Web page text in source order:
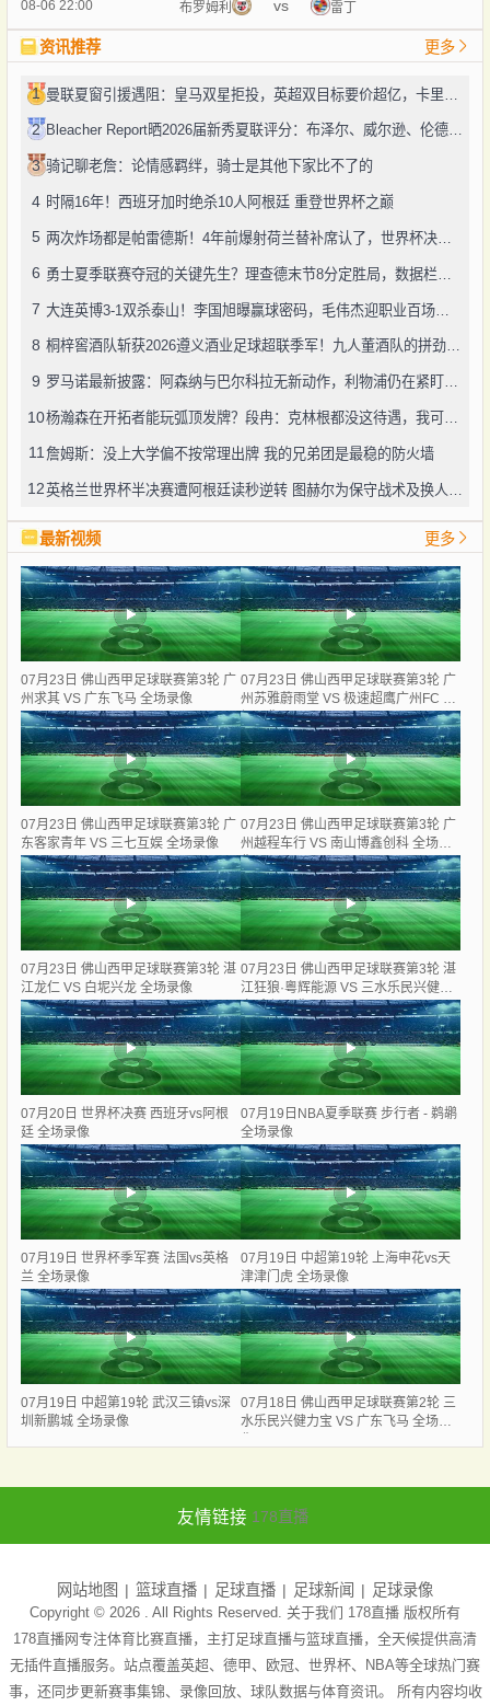
08-06 22:00
布罗姆利 vs 雷丁
资讯推荐 更多
1
2 Bleacher Report晒2026届新秀夏联评分：布泽尔、威尔逊、伦德博格摘A
3 骑记聊老詹：论情感羁绊，骑士是其他下家比不了的
4 时隔16年！西班牙加时绝杀10人阿根廷 重登世界杯之巅
5 两次炸场都是帕雷德斯！4年前爆射荷兰替补席认了，世界杯决赛再演冲突
6
7 大连英博3-1双杀泰山！李国旭曝赢球密码，毛伟杰迎职业百场里程碑
8 桐梓窖酒队斩获2026遵义酒业足球超联季军！九人董酒队的拼劲太戳人
9 罗马诺最新披露：阿森纳与巴尔科拉无新动作，利物浦仍在紧盯目标
10 杨瀚森在开拓者能玩弧顶发牌？段冉：克林根都没这待遇，我可不太看好
11詹姆斯：没上大学偏不按常理出牌 我的兄弟团是最稳的防火墙
12
最新视频 更多
07月23日 佛山西甲足球联赛第3轮 广
州求其 VS 广东飞马 全场录像
07月23日 佛山西甲足球联赛第3轮 广
州苏雅蔚雨堂 VS 极速超鹰广州FC 全
场录像
07月23日 佛山西甲足球联赛第3轮 广
东客家青年 VS 三七互娱 全场录像
07月23日 佛山西甲足球联赛第3轮 广
州越程车行 VS 南山博鑫创科 全场录
像
07月23日 佛山西甲足球联赛第3轮 湛
江龙仁 VS 白坭兴龙 全场录像
07月23日 佛山西甲足球联赛第3轮 湛
江狂狼·粵辉能源 VS 三水乐民兴健力
宝 全场录像
07月20日 世界杯决赛 西班牙vs阿根
廷 全场录像
07月19日NBA夏季联赛 步行者 - 鹈鹕
全场录像
07月19日 世界杯季军赛 法国vs英格
兰 全场录像
07月19日 中超第19轮 上海申花vs天
津津门虎 全场录像
07月19日 中超第19轮 武汉三镇vs深
圳新鹏城 全场录像
07月18日 佛山西甲足球联赛第2轮 三
水乐民兴健力宝 VS 广东飞马 全场录
友情链接 178直播
网站地图 篮球直播 足球直播 足球新闻 足球录像
Copyright © 2026 . All Rights Reserved. 关于我们 178直播 版权所有
178直播网专注体育比赛直播，主打足球直播与篮球直播，全天候提供高清
无插件直播服务。站点覆盖英超、德甲、欧冠、世界杯、NBA等全球热门赛
事，还同步更新赛事集锦、录像回放、球队数据与体育资讯。 所有内容均收